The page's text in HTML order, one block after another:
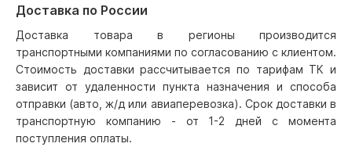
Доставка по России
Доставка товара в регионы производится
транспортными компаниями по согласованию с клиентом.
Стоимость доставки рассчитывается по тарифам ТК и
зависит от удаленности пункта назначения и способа
отправки (авто, ж/д или авиаперевозка). Срок доставки в
транспортную компанию - от 1-2 дней с момента
поступления оплаты.